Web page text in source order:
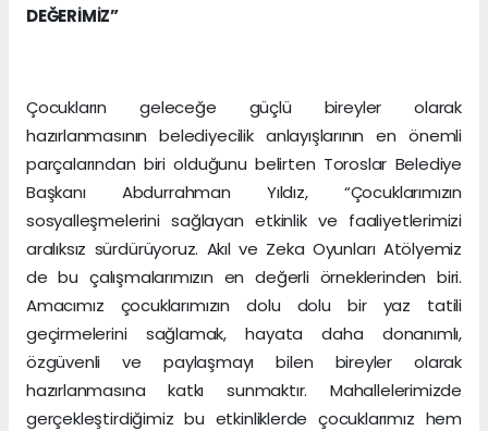
DEĞERİMİZ”
Çocukların geleceğe güçlü bireyler olarak
hazırlanmasının belediyecilik anlayışlarının en önemli
parçalarından biri olduğunu belirten Toroslar Belediye
Başkanı Abdurrahman Yıldız, “Çocuklarımızın
sosyalleşmelerini sağlayan etkinlik ve faaliyetlerimizi
aralıksız sürdürüyoruz. Akıl ve Zeka Oyunları Atölyemiz
de bu çalışmalarımızın en değerli örneklerinden biri.
Amacımız çocuklarımızın dolu dolu bir yaz tatili
geçirmelerini sağlamak, hayata daha donanımlı,
özgüvenli ve paylaşmayı bilen bireyler olarak
hazırlanmasına katkı sunmaktır. Mahallelerimizde
gerçekleştirdiğimiz bu etkinliklerde çocuklarımız hem